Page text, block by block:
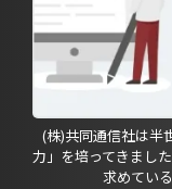
(株)共同通信社は半
力」を培ってきまし
求めてい